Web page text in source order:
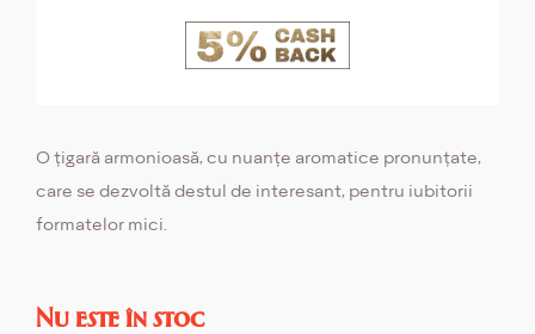
O țigară armonioasă, cu nuanțe aromatice pronunțate,
care se dezvoltă destul de interesant, pentru iubitorii
formatelor mici.
Nu este în stoc